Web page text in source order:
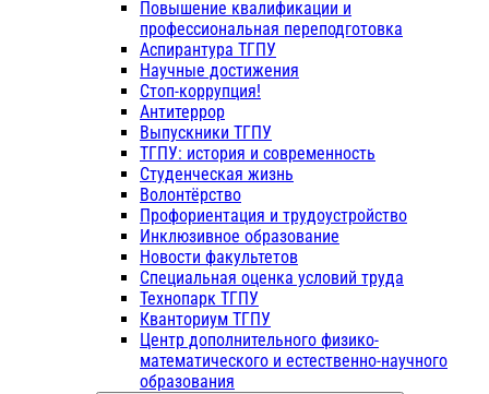
Повышение квалификации и
профессиональная переподготовка
Аспирантура ТГПУ
Научные достижения
Стоп-коррупция!
Антитеррор
Выпускники ТГПУ
ТГПУ: история и современность
Студенческая жизнь
Волонтёрство
Профориентация и трудоустройство
Инклюзивное образование
Новости факультетов
Специальная оценка условий труда
Технопарк ТГПУ
Кванториум ТГПУ
Центр дополнительного физико-
математического и естественно-научного
образования